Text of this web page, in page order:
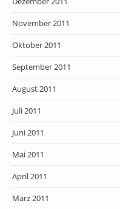
November 2011
Oktober 2011
September 2011
August 2011
Juli 2011
Juni 2011
Mai 2011
April 2011
März 2011